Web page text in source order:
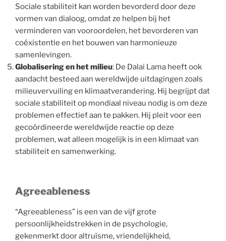
Sociale stabiliteit kan worden bevorderd door deze
vormen van dialoog, omdat ze helpen bij het
verminderen van vooroordelen, het bevorderen van
coëxistentie en het bouwen van harmonieuze
samenlevingen.
Globalisering en het milieu: De Dalai Lama heeft ook
aandacht besteed aan wereldwijde uitdagingen zoals
milieuvervuiling en klimaatverandering. Hij begrijpt dat
sociale stabiliteit op mondiaal niveau nodig is om deze
problemen effectief aan te pakken. Hij pleit voor een
gecoördineerde wereldwijde reactie op deze
problemen, wat alleen mogelijk is in een klimaat van
stabiliteit en samenwerking.
Agreeableness
“Agreeableness” is een van de vijf grote
persoonlijkheidstrekken in de psychologie,
gekenmerkt door altruïsme, vriendelijkheid,